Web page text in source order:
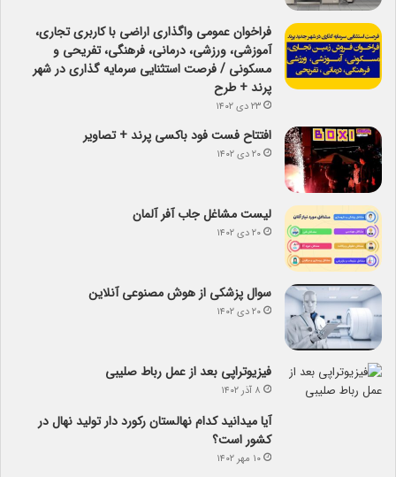
فراخوان عمومی واگذاری اراضی با کاربری تجاری،
آموزشی، ورزشی، درمانی، فرهنگی، تفریحی و
مسکونی / فرصت استثنایی سرمایه گذاری در شهر
پرند + طرح
۲۳ دی ۱۴۰۲
افتتاح فست فود باکسی پرند + تصاویر
۲۰ دی ۱۴۰۲
لیست مشاغل جاب آفر آلمان
۲۰ دی ۱۴۰۲
سوال پزشکی از هوش مصنوعی آنلاین
۲۰ دی ۱۴۰۲
فیزیوتراپی بعد از عمل رباط صلیبی
۸ آذر ۱۴۰۲
آیا می­دانید کدام نهالستان رکورد دار تولید نهال­ در
کشور است؟
۱۰ مهر ۱۴۰۲